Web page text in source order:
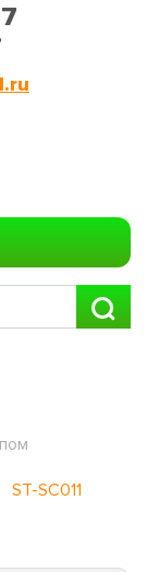
ST-SC011